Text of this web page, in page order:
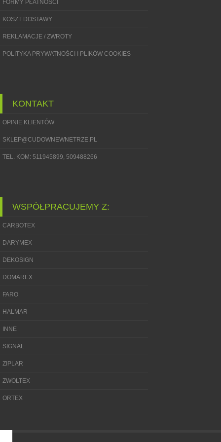
FORMY PŁATNOŚCI
KOSZT DOSTAWY
REKLAMACJE / ZWROTY
POLITYKA PRYWATNOŚCI I PLIKÓW COOKIES
KONTAKT
OPINIE KLIENTÓW
SKLEP@CUDOWNEWNETRZE.PL
TEL. KOM: 511945899, 509488266
WSPÓŁPRACUJEMY Z:
CARBOTEX
DARYMEX
DEKOSIGN
DOMAREX
FARO
HALMAR
INNE
SIGNAL
ZIPLAR
ZWOLTEX
ORTEX